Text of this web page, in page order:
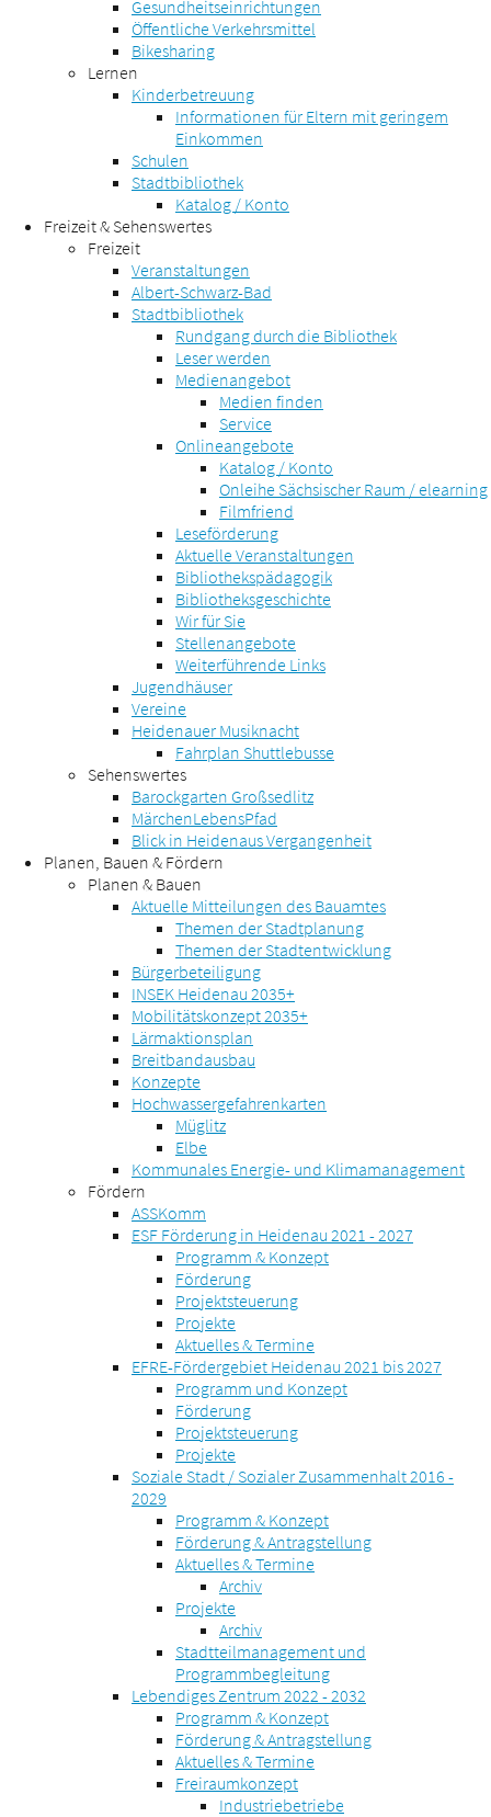
Gesundheitseinrichtungen
Öffentliche Verkehrsmittel
Bikesharing
Lernen
Kinderbetreuung
Informationen für Eltern mit geringem
Einkommen
Schulen
Stadtbibliothek
Katalog / Konto
Freizeit & Sehenswertes
Freizeit
Veranstaltungen
Albert-Schwarz-Bad
Stadtbibliothek
Rundgang durch die Bibliothek
Leser werden
Medienangebot
Medien finden
Service
Onlineangebote
Katalog / Konto
Onleihe Sächsischer Raum / elearning
Filmfriend
Leseförderung
Aktuelle Veranstaltungen
Bibliothekspädagogik
Bibliotheksgeschichte
Wir für Sie
Stellenangebote
Weiterführende Links
Jugendhäuser
Vereine
Heidenauer Musiknacht
Fahrplan Shuttlebusse
Sehenswertes
Barockgarten Großsedlitz
MärchenLebensPfad
Blick in Heidenaus Vergangenheit
Planen, Bauen & Fördern
Planen & Bauen
Aktuelle Mitteilungen des Bauamtes
Themen der Stadtplanung
Themen der Stadtentwicklung
Bürgerbeteiligung
INSEK Heidenau 2035+
Mobilitätskonzept 2035+
Lärmaktionsplan
Breitbandausbau
Konzepte
Hochwassergefahrenkarten
Müglitz
Elbe
Kommunales Energie- und Klimamanagement
Fördern
ASSKomm
ESF Förderung in Heidenau 2021 - 2027
Programm & Konzept
Förderung
Projektsteuerung
Projekte
Aktuelles & Termine
EFRE-Fördergebiet Heidenau 2021 bis 2027
Programm und Konzept
Förderung
Projektsteuerung
Projekte
Soziale Stadt / Sozialer Zusammenhalt 2016 -
2029
Programm & Konzept
Förderung & Antragstellung
Aktuelles & Termine
Archiv
Projekte
Archiv
Stadtteilmanagement und
Programmbegleitung
Lebendiges Zentrum 2022 - 2032
Programm & Konzept
Förderung & Antragstellung
Aktuelles & Termine
Freiraumkonzept
Industriebetriebe